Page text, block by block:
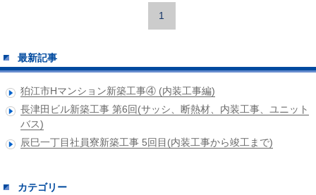
1
最新記事
狛江市Hマンション新築工事④ (内装工事編)
長津田ビル新築工事 第6回(サッシ、断熱材、内装工事、ユニット
バス)
辰巳一丁目社員寮新築工事 5回目(内装工事から竣工まで)
カテゴリー